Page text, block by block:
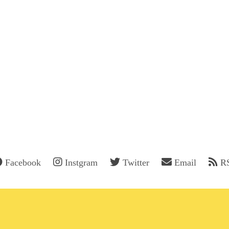
Facebook Instgram Twitter Email